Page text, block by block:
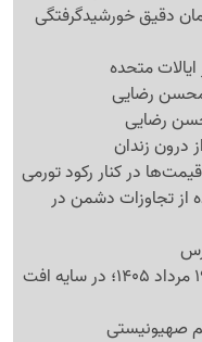
کامل پس از 2 سال؛ زمان دقیق خورشیدگرفتگی
ایالات متحده
محسن رضایی
محسن رضایی
در کنار رکود تورمی
از تجاوزات دشمن در
پیش بینی قیمت طلا و سکه دوشنبه 19 مرداد 1405؛ در سایه افت
صهیونیستی